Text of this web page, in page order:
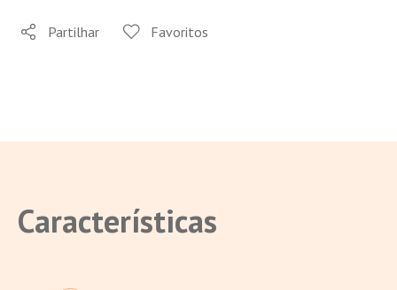
Partilhar Favoritos
Características